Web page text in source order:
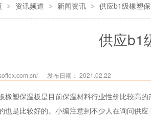
> 资讯频道 > 新闻资讯 > 供应b1级橡塑
供应b1
发布日期： 2021.02.22
橡塑保温板是目前保温材料行业性价比较高
也是比较好的。小编注意到不少人在询问供应